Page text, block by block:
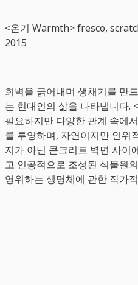
<온기 Warmth> fresco,
2015
회벽을 긁어내며 생채기를 만
는 현대인의 삶을 나타냅니다.
필요하지만 다양한 관계 속에
를 투영하며, 자연이지만 인위
지가 아닌 콘크리트 벽면 사이
고 인공적으로 조성된 식물원
영위하는 생명체에 관한 작가